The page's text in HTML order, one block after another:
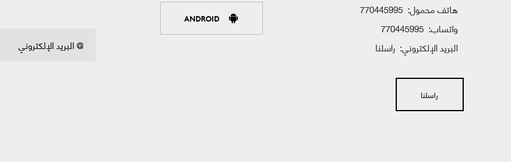
هاتف محمول: 770445995
واتساب: 770445995
البريد الإلكتروني: راسلنا
راسلنا
ANDROID